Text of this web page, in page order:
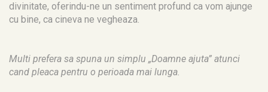
divinitate, oferindu-ne un sentiment profund ca vom ajunge
cu bine, ca cineva ne vegheaza.
Multi prefera sa spuna un simplu „Doamne ajuta” atunci
cand pleaca pentru o perioada mai lunga.